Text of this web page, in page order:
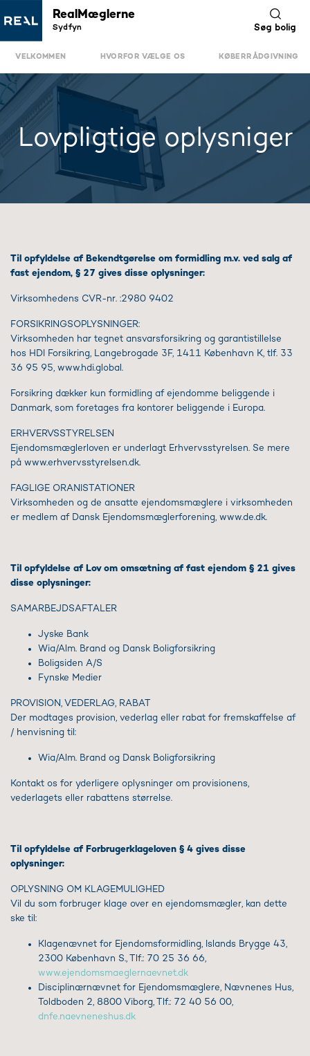
RealMæglerne
Sydfyn Søg bolig
VELKOMMEN HVORFOR VÆLGE OS KØBERRÅDGIVNING
Lovpligtige oplysniger
Til opfyldelse af Bekendtgørelse om formidling m.v. ved salg af
fast ejendom, § 27 gives disse oplysninger:
Virksomhedens CVR-nr. :2980 9402
FORSIKRINGSOPLYSNINGER:
Virksomheden har tegnet ansvarsforsikring og garantistillelse
hos HDI Forsikring, Langebrogade 3F, 1411 København K, tlf. 33
36 95 95, www.hdi.global.
Forsikring dækker kun formidling af ejendomme beliggende i
Danmark, som foretages fra kontorer beliggende i Europa.
ERHVERVSSTYRELSEN
Ejendomsmæglerloven er underlagt Erhvervsstyrelsen. Se mere
på www.erhvervsstyrelsen.dk.
FAGLIGE ORANISTATIONER
Virksomheden og de ansatte ejendomsmæglere i virksomheden
er medlem af Dansk Ejendomsmæglerforening, www.de.dk.
Til opfyldelse af Lov om omsætning af fast ejendom § 21 gives
disse oplysninger:
SAMARBEJDSAFTALER
Jyske Bank
Wia/Alm. Brand og Dansk Boligforsikring
Boligsiden A/S
Fynske Medier
PROVISION, VEDERLAG, RABAT
Der modtages provision, vederlag eller rabat for fremskaffelse af
/ henvisning til:
Wia/Alm. Brand og Dansk Boligforsikring
Kontakt os for yderligere oplysninger om provisionens,
vederlagets eller rabattens størrelse.
Til opfyldelse af Forbrugerklageloven § 4 gives disse
oplysninger:
OPLYSNING OM KLAGEMULIGHED
Vil du som forbruger klage over en ejendomsmægler, kan dette
ske til:
Klagenævnet for Ejendomsformidling, Islands Brygge 43,
2300 København S., Tlf.: 70 25 36 66,
www.ejendomsmaeglernaevnet.dk
Disciplinærnævnet for Ejendomsmæglere, Nævnenes Hus,
Toldboden 2, 8800 Viborg, Tlf.: 72 40 56 00,
dnfe.naevneneshus.dk